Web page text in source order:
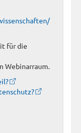
für die
Webinarraum.